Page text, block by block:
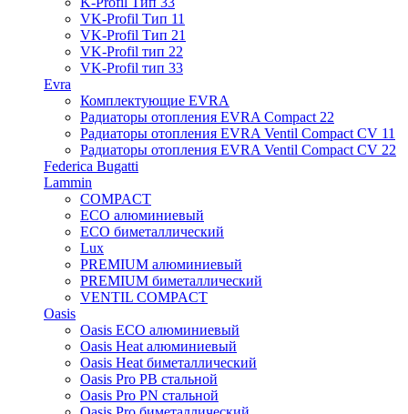
VK-Profil Тип 11
VK-Profil Тип 21
VK-Profil тип 22
VK-Profil тип 33
Evra
Комплектующие EVRA
Радиаторы отопления EVRA Compact 22
Радиаторы отопления EVRA Ventil Compact CV 11
Радиаторы отопления EVRA Ventil Compact CV 22
Federica Bugatti
Lammin
COMPACT
ECO алюминиевый
ECO биметаллический
Lux
PREMIUM алюминиевый
PREMIUM биметаллический
VENTIL COMPACT
Oasis
Oasis ECO алюминиевый
Oasis Heat алюминиевый
Oasis Heat биметаллический
Oasis Pro PB стальной
Oasis Pro PN стальной